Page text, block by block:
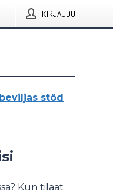
KIRJAUDU
stöd
Kun tilaat